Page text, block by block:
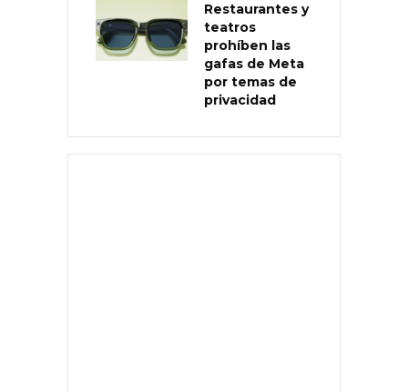
Restaurantes y
teatros
prohíben las
gafas de Meta
por temas de
privacidad